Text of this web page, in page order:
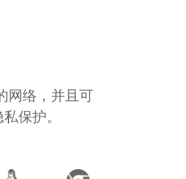
网络，并且可
保护。